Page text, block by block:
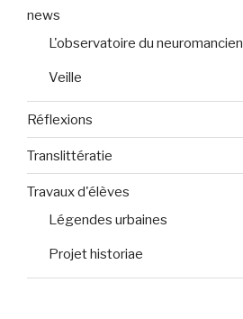
news
L'observatoire du neuromancien
Veille
Réflexions
Translittératie
Travaux d'élèves
Légendes urbaines
Projet historiae